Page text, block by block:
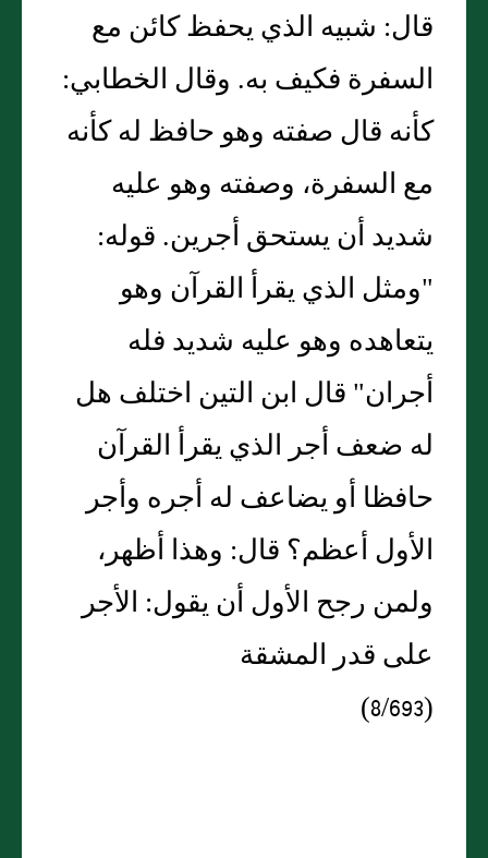
قال: شبيه الذي يحفظ كائن مع
السفرة فكيف به. وقال الخطابي:
كأنه قال صفته وهو حافظ له كأنه
مع السفرة، وصفته وهو عليه
شديد أن يستحق أجرين. قوله:
"ومثل الذي يقرأ القرآن وهو
يتعاهده وهو عليه شديد فله
أجران" قال ابن التين اختلف هل
له ضعف أجر الذي يقرأ القرآن
حافظا أو يضاعف له أجره وأجر
الأول أعظم؟ قال: وهذا أظهر،
ولمن رجح الأول أن يقول: الأجر
على قدر المشقة
(8/693)